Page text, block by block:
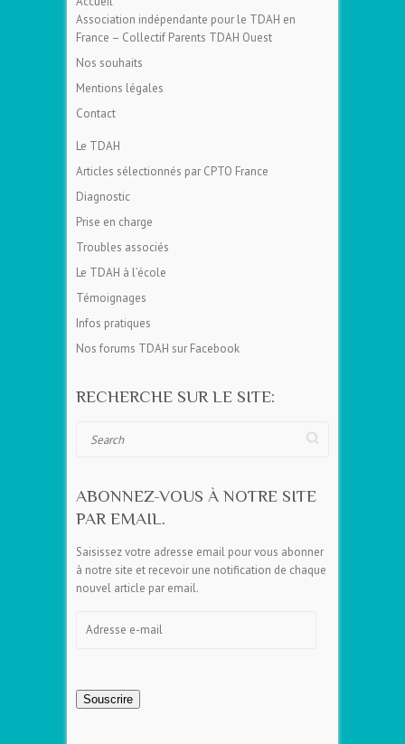
Association indépendante pour le TDAH en
France – Collectif Parents TDAH Ouest
Nos souhaits
Mentions légales
Contact
Le TDAH
Articles sélectionnés par CPTO France
Diagnostic
Prise en charge
Troubles associés
Le TDAH à l’école
Témoignages
Infos pratiques
Nos forums TDAH sur Facebook
RECHERCHE SUR LE SITE:
ABONNEZ-VOUS À NOTRE SITE
PAR EMAIL.
Saisissez votre adresse email pour vous abonner
à notre site et recevoir une notification de chaque
nouvel article par email.
Souscrire